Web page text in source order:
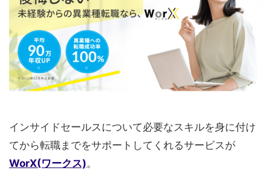
インサイドセールスについて必要なスキルを身に付け
てから転職までをサポートしてくれるサービスが
WorX(ワークス)。